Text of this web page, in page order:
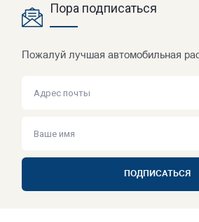
Пора подписаться
Пожалуй лучшая автомобильная
ПОДПИСАТЬСЯ